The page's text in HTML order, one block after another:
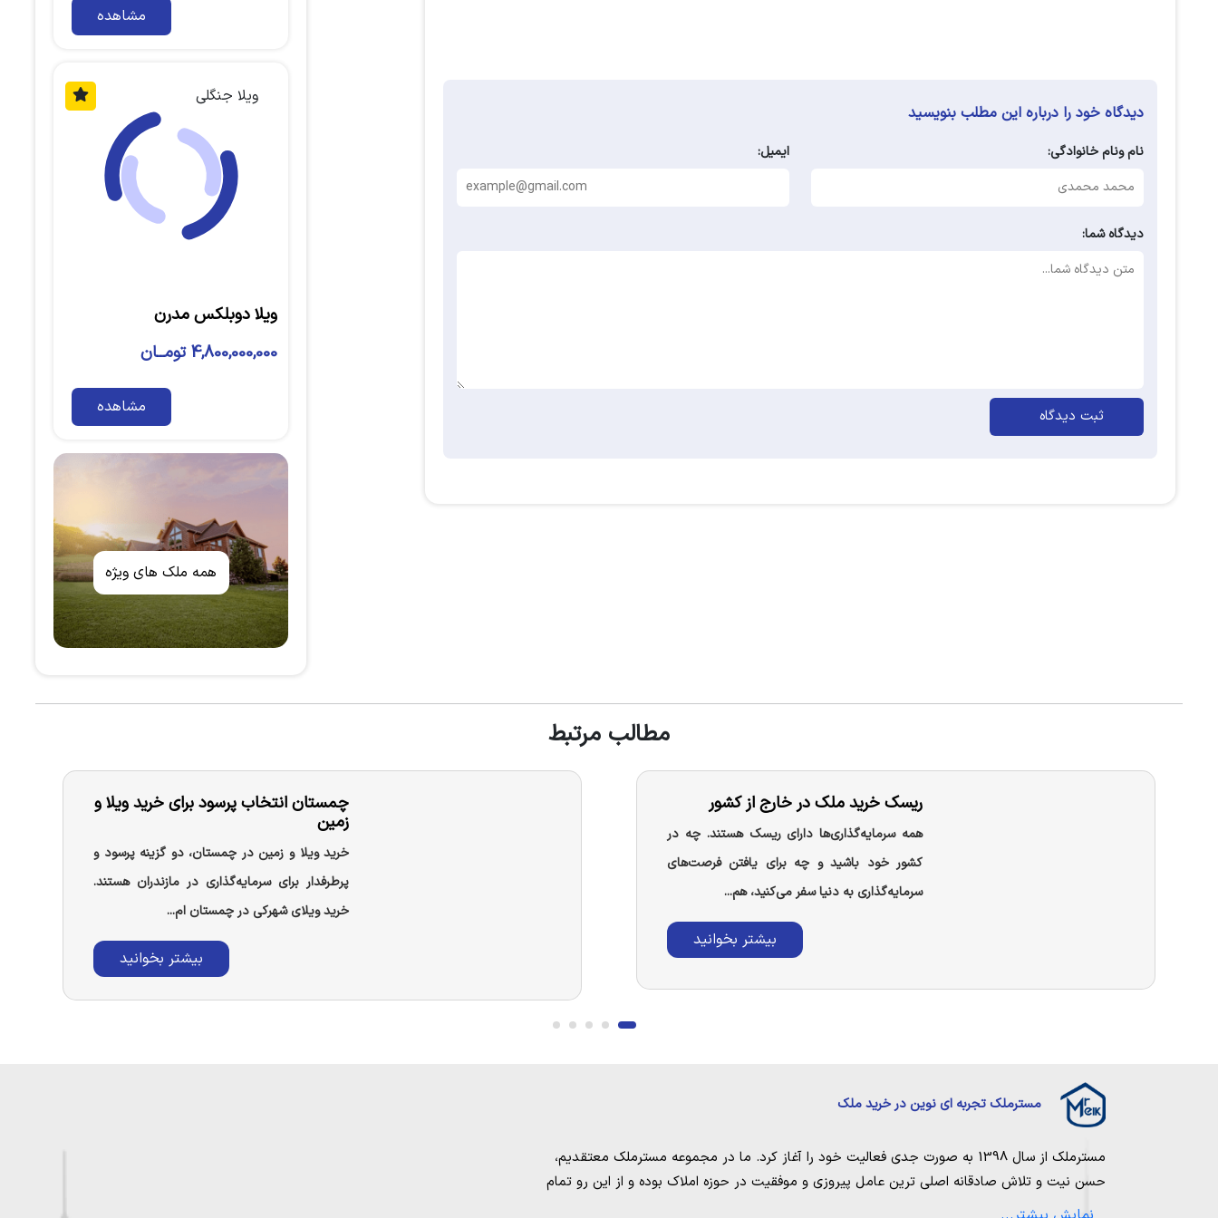
دیدگاه خود را درباره این مطلب بنویسید
نام ونام خانوادگی: ایمیل:
دیدگاه شما:
ثبت دیدگاه
مشاهده
ویلا جنگلی
ویلا دوبلکس مدرن
4,800,000,000 تومــان
مشاهده
همه ملک های ویژه
مطالب مرتبط
ریسک خرید ملک در خارج از کشور
همه سرمایه‌گذاری‌ها دارای ریسک هستند. چه در
کشور خود باشید و چه برای یافتن فرصت‌های
سرمایه‌گذاری به دنیا سفر می‌کنید، هم...
بیشتر بخوانید
چمستان انتخاب پرسود برای خرید ویلا و
زمین
خرید ویلا و زمین در چمستان، دو گزینه پرسود و
پرطرفدار برای سرمایه‌گذاری در مازندران هستند.
خرید ویلای شهرکی در چمستان ام...
بیشتر بخوانید
مسترملک تجربه ای نوین در خرید ملک
مسترملک از سال 1398 به صورت جدی فعالیت خود را آغاز کرد. ما در مجموعه مسترملک معتقدیم،
حسن نیت و تلاش صادقانه اصلی ترین عامل پیروزی و موفقیت در حوزه املاک بوده و از این رو تمام
مساعی خویش را به کار میگیریم تا بتوانیم با صداقت کامل بهترین ها را برای مشتریانمان به ارمغان